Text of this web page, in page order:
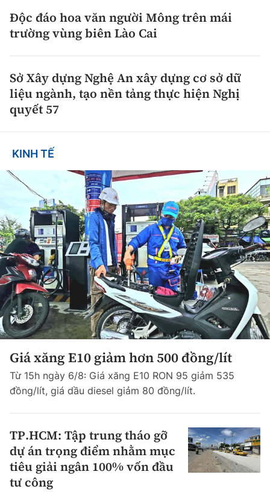
Độc đáo hoa văn người Mông trên mái
trường vùng biên Lào Cai
Sở Xây dựng Nghệ An xây dựng cơ sở dữ
liệu ngành, tạo nền tảng thực hiện Nghị
quyết 57
KINH TẾ
Giá xăng E10 giảm hơn 500 đồng/lít
Từ 15h ngày 6/8: Giá xăng E10 RON 95 giảm 535
đồng/lít, giá dầu diesel giảm 80 đồng/lít.
TP.HCM: Tập trung tháo gỡ
dự án trọng điểm nhằm mục
tiêu giải ngân 100% vốn đầu
tư công